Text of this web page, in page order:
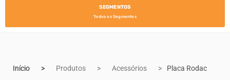
SEGMENTOS
Todos os Segmentos
Início Produtos Acessórios Placa Rodac